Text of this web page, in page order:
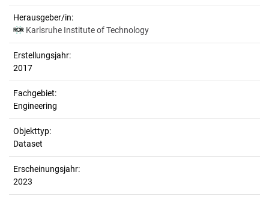
Herausgeber/in:
Karlsruhe Institute of Technology
Erstellungsjahr:
2017
Fachgebiet:
Engineering
Objekttyp:
Dataset
Erscheinungsjahr:
2023